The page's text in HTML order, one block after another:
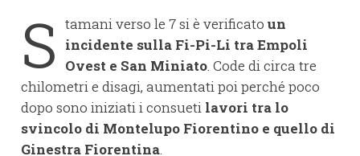
S tamani verso le 7 si è verificato un
incidente sulla Fi-Pi-Li tra Empoli
Ovest e San Miniato. Code di circa tre
chilometri e disagi, aumentati poi perché poco
dopo sono iniziati i consueti lavori tra lo
svincolo di Montelupo Fiorentino e quello di
Ginestra Fiorentina.